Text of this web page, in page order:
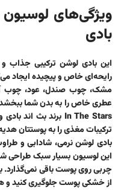
ویژگی‌های لوسیون
بادی
این بادی لوشن ترکیبی جذاب
رایحه‌ای خاص و پیچیده ایجاد
مشک، چوب صندل، عود، چوب
عطری خاص را به بدن شما
In The Stars برند بث اند بادی ورکس
ترکیبات مغذی را به پوستتان
بادی لوشن نرمی، شادابی و
این لوسیون بسیار سبک طراحی
چربی روی پوست باقی نمی‌گذارد.
از خشکی پوست جلوگیری کنید و